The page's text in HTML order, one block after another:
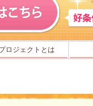
ロジェクトとは